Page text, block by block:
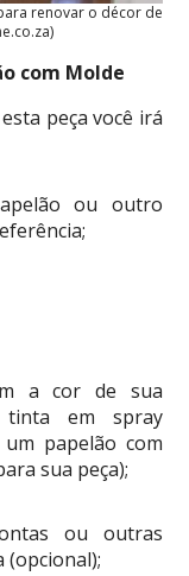
renovar o décor de
com Molde
peça você irá
ou outro
a cor de sua
em spray
papelão com
sua peça);
ou outras
(opcional);